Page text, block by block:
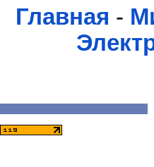
Главная -